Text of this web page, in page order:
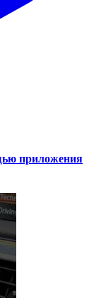
приложения